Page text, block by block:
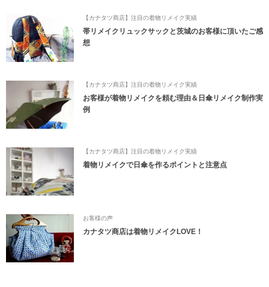
【カナタツ商店】注目の着物リメイク実績
帯リメイクリュックサックと茨城のお客様に頂いたご感
想
【カナタツ商店】注目の着物リメイク実績
お客様が着物リメイクを頼む理由＆日傘リメイク制作実
例
【カナタツ商店】注目の着物リメイク実績
着物リメイクで日傘を作るポイントと注意点
お客様の声
カナタツ商店は着物リメイクLOVE！